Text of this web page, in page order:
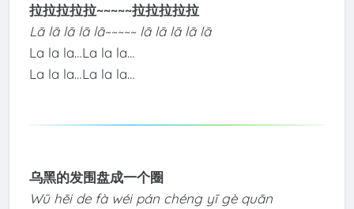
拉拉拉拉拉~~~~~拉拉拉拉拉
Lā lā lā lā lā~~~~~ lā lā lā lā lā
La la la…La la la…
La la la…La la la…
乌黑的发围盘成一个圈
Wū hēi de fà wéi pán chéng yī gè quān